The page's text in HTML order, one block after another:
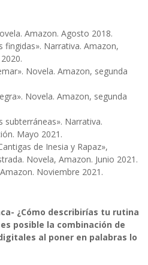
Amazon. Agosto 2018.
fingidas». Narrativa. Amazon,
Novela. Amazon, segunda
Novela. Amazon, segunda
subterráneas». Narrativa.
Mayo 2021.
de Inesia y Rapaz»,
Novela, Amazon. Junio 2021.
Noviembre 2021.
¿Cómo describirías tu rutina
posible la combinación de
al poner en palabras lo